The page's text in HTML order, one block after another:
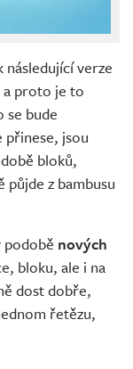
verze
a proto je to
se bude
přinese, jsou
bloků,
z bambusu
podobě nových
bloku, ale i na
dost dobře,
řetězu,